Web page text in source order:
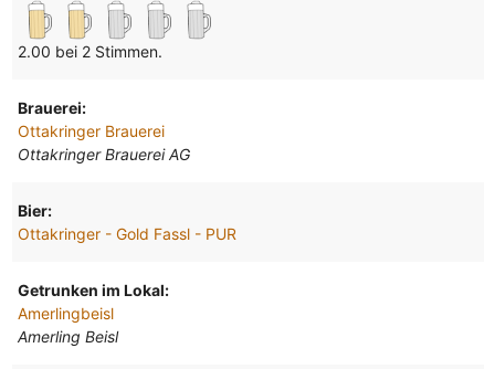
2.00 bei 2 Stimmen.
Brauerei:
Ottakringer Brauerei
Ottakringer Brauerei AG
Bier:
Ottakringer - Gold Fassl - PUR
Getrunken im Lokal:
Amerlingbeisl
Amerling Beisl